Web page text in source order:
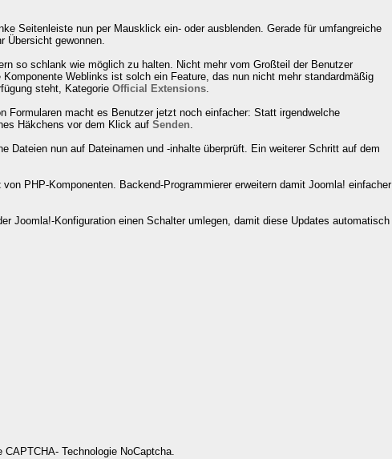
Seitenleiste nun per Mausklick ein- oder ausblenden. Gerade für umfangreiche
Übersicht gewonnen.
so schlank wie möglich zu halten. Nicht mehr vom Großteil der Benutzer
Komponente Weblinks ist solch ein Feature, das nun nicht mehr standardmäßig
steht, Kategorie Official Extensions.
Formularen macht es Benutzer jetzt noch einfacher: Statt irgendwelche
Häkchens vor dem Klick auf Senden.
Dateien nun auf Dateinamen und -inhalte überprüft. Ein weiterer Schritt auf dem
von PHP-Komponenten. Backend-Programmierer erweitern damit Joomla! einfacher
Joomla!-Konfiguration einen Schalter umlegen, damit diese Updates automatisch
Technologie NoCaptcha.